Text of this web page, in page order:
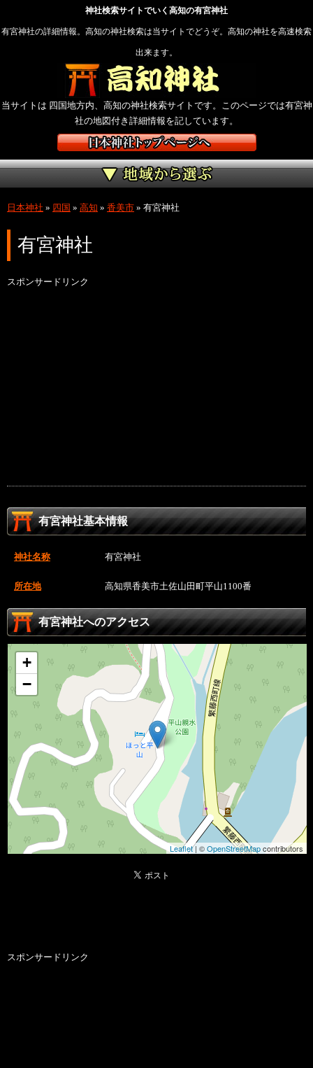
神社検索サイトでいく高知の有宮神社
有宮神社の詳細情報。高知の神社検索は当サイトでどうぞ。高知の神社を高速検索
出来ます。
当サイトは 四国地方内、高知の神社検索サイトです。このページでは有宮神
社の地図付き詳細情報を記しています。
日本神社 » 四国 » 高知 » 香美市 » 有宮神社
有宮神社
スポンサードリンク
有宮神社基本情報
神社名称 有宮神社
所在地 高知県香美市土佐山田町平山1100番
有宮神社へのアクセス
+
−
Leaflet| ©OpenStreetMapcontributors
スポンサードリンク